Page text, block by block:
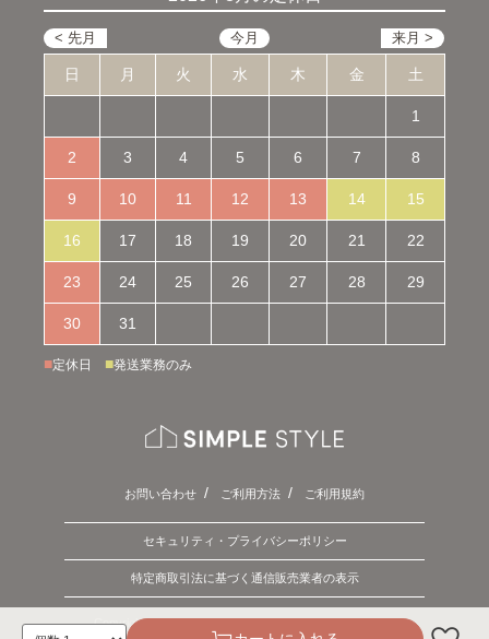
日 月 火 水 木 金 土
1
2 3 4 5 6 7 8
9 10 11 12 13 14 15
16 17 18 19 20 21 22
23 24 25 26 27 28 29
30 31
■定休日 ■発送業務のみ
お問い合わせ ご利用方法 ご利用規約
セキュリティ・プライバシーポリシー
特定商取引法に基づく通信販売業者の表示
Copyright © 2026 SIMPLE STYLE. ALL Rights Reserved.